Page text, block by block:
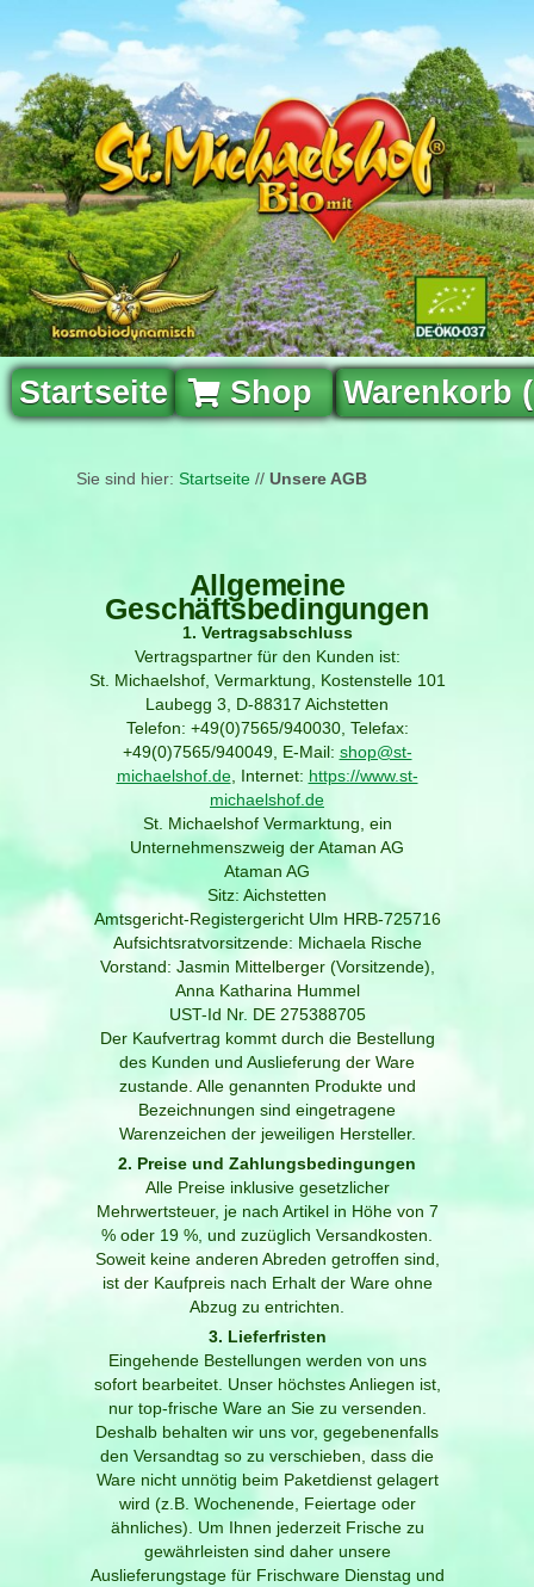
Startseite Shop Warenkorb
Sie sind hier: Startseite // Unsere AGB
Allgemeine
Geschäftsbedingungen
1. Vertragsabschluss
Vertragspartner für den Kunden ist:
St. Michaelshof, Vermarktung, Kostenstelle 101
Laubegg 3, D-88317 Aichstetten
Telefon: +49(0)7565/940030, Telefax:
+49(0)7565/940049, E-Mail: shop@st-
michaelshof.de, Internet: https://www.st-
michaelshof.de
St. Michaelshof Vermarktung, ein
Unternehmenszweig der Ataman AG
Ataman AG
Sitz: Aichstetten
Amtsgericht-Registergericht Ulm HRB-725716
Aufsichtsratvorsitzende: Michaela Rische
Vorstand: Jasmin Mittelberger (Vorsitzende),
Anna Katharina Hummel
UST-Id Nr. DE 275388705
Der Kaufvertrag kommt durch die Bestellung
des Kunden und Auslieferung der Ware
zustande. Alle genannten Produkte und
Bezeichnungen sind eingetragene
Warenzeichen der jeweiligen Hersteller.
2. Preise und Zahlungsbedingungen
Alle Preise inklusive gesetzlicher
Mehrwertsteuer, je nach Artikel in Höhe von 7
% oder 19 %, und zuzüglich Versandkosten.
Soweit keine anderen Abreden getroffen sind,
ist der Kaufpreis nach Erhalt der Ware ohne
Abzug zu entrichten.
3. Lieferfristen
Eingehende Bestellungen werden von uns
sofort bearbeitet. Unser höchstes Anliegen ist,
nur top-frische Ware an Sie zu versenden.
Deshalb behalten wir uns vor, gegebenenfalls
den Versandtag so zu verschieben, dass die
Ware nicht unnötig beim Paketdienst gelagert
wird (z.B. Wochenende, Feiertage oder
ähnliches). Um Ihnen jederzeit Frische zu
gewährleisten sind daher unsere
Auslieferungstage für Frischware Dienstag und